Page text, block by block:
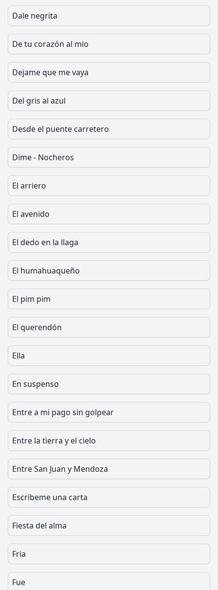
Dale negrita
De tu corazón al mio
Dejame que me vaya
Del gris al azul
Desde el puente carretero
Dime - Nocheros
El arriero
El avenido
El dedo en la llaga
El humahuaqueño
El pim pim
El querendón
Ella
En suspenso
Entre a mi pago sin golpear
Entre la tierra y el cielo
Entre San Juan y Mendoza
Escribeme una carta
Fiesta del alma
Fria
Fue